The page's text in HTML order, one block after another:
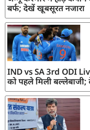
बर्फ; देखें खूबसूरत नजारा
IND vs SA 3rd ODI
को पहले मिली